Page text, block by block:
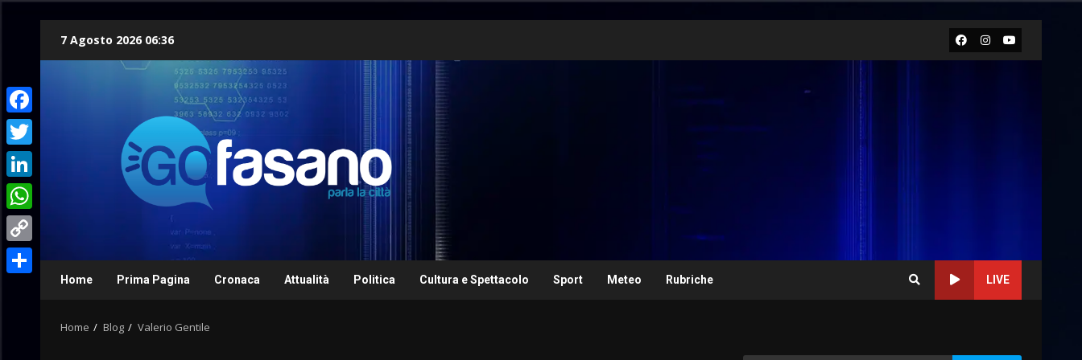
7 Agosto 2026 06:36 Facebook
Instagram
Youtube
Home Prima Pagina Cronaca Attualità Politica Cultura e Spettacolo Sport Meteo Rubriche LIVE
Home Blog Valerio Gentile
Facebook
Twitter
LinkedIn
WhatsApp
Copy